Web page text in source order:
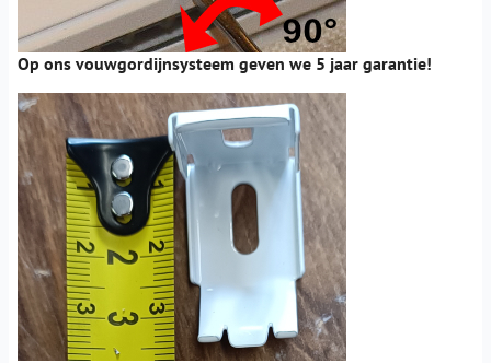
Op ons vouwgordijnsysteem geven we 5 jaar garantie!